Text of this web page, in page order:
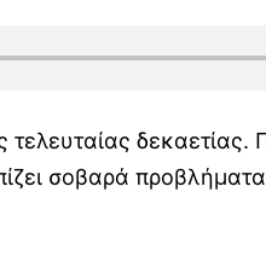
σοβαρά προβλήματα